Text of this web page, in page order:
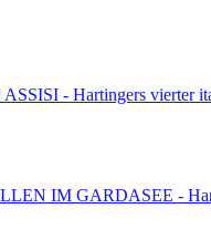
- Hartingers vierter
IM GARDASEE -